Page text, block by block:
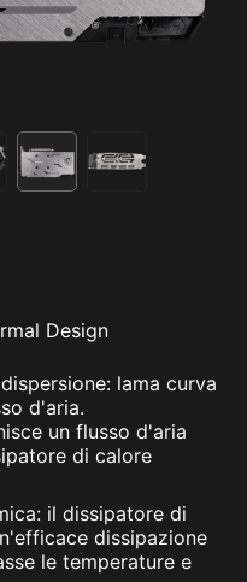
Design
lama curva
d'aria.
un flusso d'aria
di calore
il dissipatore di
dissipazione
le temperature e